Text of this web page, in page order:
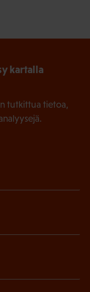
kartalla
tutkittua tietoa,